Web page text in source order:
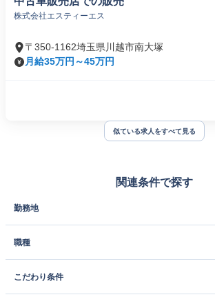
株式会社エスティーエス
〒350-1162埼玉県川越市南大塚
月給35万円～45万円
似ている求人をすべて見る
関連条件で探す
勤務地
職種
こだわり条件